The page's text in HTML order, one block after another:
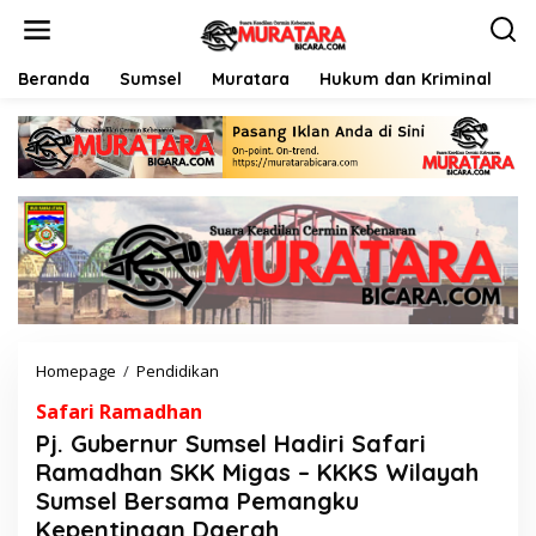
Beranda Sumsel Muratara Hukum dan Kriminal
Homepage / Pendidikan
G
u
b
e
r
Safari Ramadhan
Pj. Gubernur Sumsel Hadiri Safari
Ramadhan SKK Migas – KKKS Wilayah
Sumsel Bersama Pemangku
Kepentingan Daerah